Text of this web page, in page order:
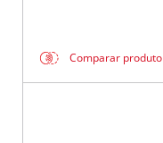
Comparar produto